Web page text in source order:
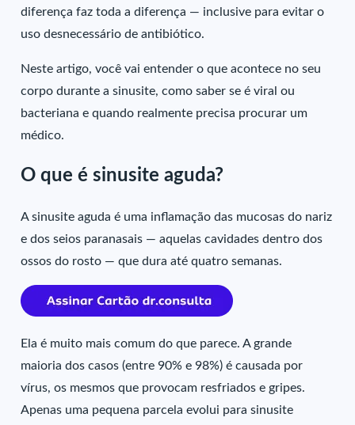
diferença faz toda a diferença — inclusive para evitar o
uso desnecessário de antibiótico.
Neste artigo, você vai entender o que acontece no seu
corpo durante a sinusite, como saber se é viral ou
bacteriana e quando realmente precisa procurar um
médico.
O que é sinusite aguda?
A sinusite aguda é uma inflamação das mucosas do nariz
e dos seios paranasais — aquelas cavidades dentro dos
ossos do rosto — que dura até quatro semanas.
Ela é muito mais comum do que parece. A grande
maioria dos casos (entre 90% e 98%) é causada por
vírus, os mesmos que provocam resfriados e gripes.
Apenas uma pequena parcela evolui para sinusite